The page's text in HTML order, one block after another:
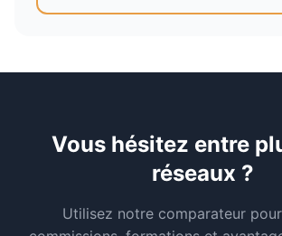
Vous hésitez entre
réseaux ?
Utilisez notre comparateur